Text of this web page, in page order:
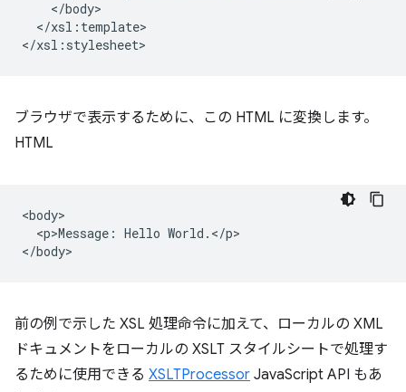
</xsl:template>
ブラウザで表示するために、この HTML に変換します。
HTML
<body>
  <p>Message: Hello World.</p>
前の例で示した XSL 処理命令に加えて、ローカルの XML
ドキュメントをローカルの XSLT スタイルシートで処理す
るために使用できる XSLTProcessor JavaScript API もあ